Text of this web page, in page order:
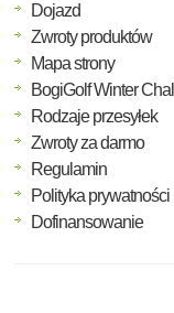
Dojazd
Zwroty produktów
Mapa strony
BogiGolf Winter
Rodzaje przesyłek
Zwroty za darmo
Regulamin
Polityka prywatności
Dofinansowanie